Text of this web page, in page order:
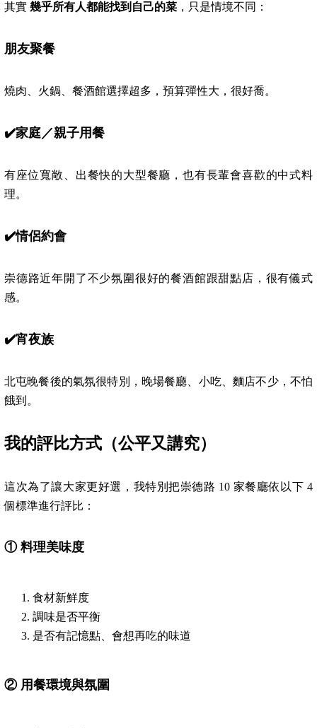
其實 幾乎所有人都能找到自己的菜 ，只是情境不同：
朋友聚餐
燒肉、火鍋、餐酒館選擇超多，預算彈性大，很好喬。
✔️家庭／親子用餐
有座位寬敞、出餐快的大型餐廳，也有長輩會喜歡的中式料
理。
✔️情侶約會
崇德路近年開了不少氛圍很好的餐酒館跟甜點店，很有儀式
感。
✔️宵夜族
北屯晚餐後的氣氛很特別，晚場餐廳、小吃、麵店不少，不怕
餓到。
我的評比方式（公平又講究）
這次為了讓大家更好選，我特別把崇德路 10 家餐廳依以下 4
個標準進行評比：
① 料理美味度
食材新鮮度
調味是否平衡
是否有記憶點、會想再吃的味道
② 用餐環境與氛圍